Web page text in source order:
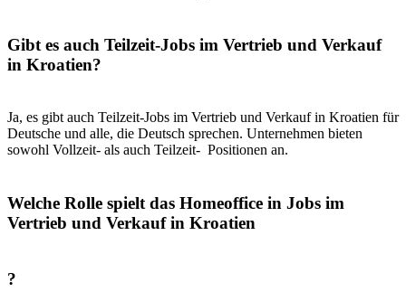
Gibt es auch Teilzeit-Jobs im Vertrieb und Verkauf
in Kroatien?
Ja, es gibt auch Teilzeit-Jobs im Vertrieb und Verkauf in Kroatien für
Deutsche und alle, die Deutsch sprechen. Unternehmen bieten
sowohl Vollzeit- als auch Teilzeit- Positionen an.
Welche Rolle spielt das Homeoffice in Jobs im
Vertrieb und Verkauf in Kroatien
?